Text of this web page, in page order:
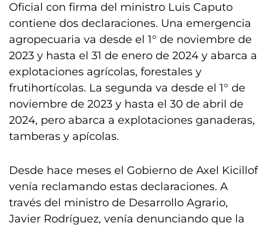
Oficial con firma del ministro Luis Caputo
contiene dos declaraciones. Una emergencia
agropecuaria va desde el 1° de noviembre de
2023 y hasta el 31 de enero de 2024 y abarca a
explotaciones agrícolas, forestales y
frutihortícolas. La segunda va desde el 1° de
noviembre de 2023 y hasta el 30 de abril de
2024, pero abarca a explotaciones ganaderas,
tamberas y apícolas.
Desde hace meses el Gobierno de Axel Kicillof
venía reclamando estas declaraciones. A
través del ministro de Desarrollo Agrario,
Javier Rodríguez, venía denunciando que la